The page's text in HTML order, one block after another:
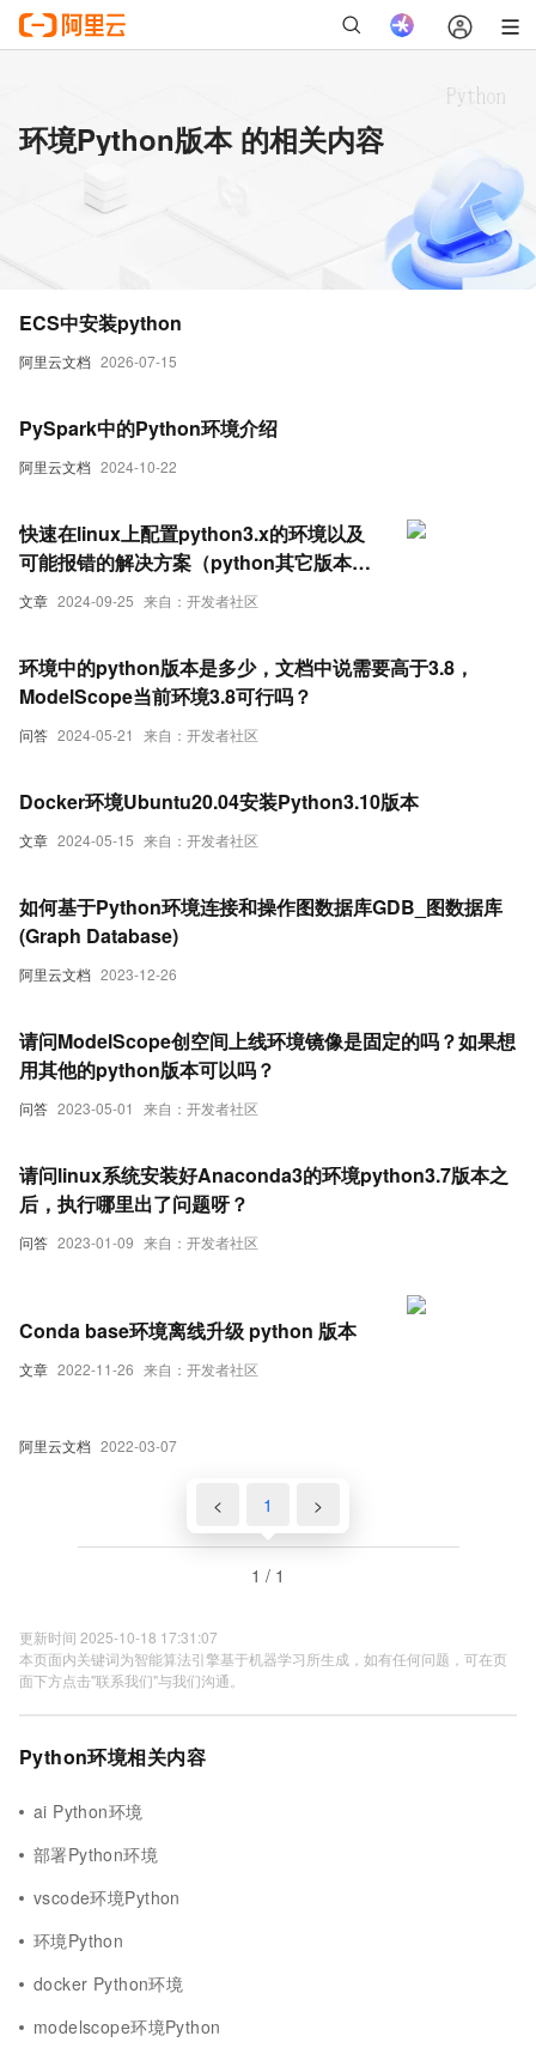
环境Python版本 的相关内容
阿里云文档 2026-07-15
ECS中安装python
阿里云文档 2024-10-22
PySpark中的Python环境介绍
文章 2024-09-25 来自：开发者社区
快速在linux上配置python3.x的环境以及
可能报错的解决方案（python其它版本可
同样方式安装）
问答 2024-05-21 来自：开发者社区
环境中的python版本是多少，文档中说需要高于3.8，
ModelScope当前环境3.8可行吗？
文章 2024-05-15 来自：开发者社区
Docker环境Ubuntu20.04安装Python3.10版本
阿里云文档 2023-12-26
如何基于Python环境连接和操作图数据库GDB_图数据库
(Graph Database)
问答 2023-05-01 来自：开发者社区
请问ModelScope创空间上线环境镜像是固定的吗？如果想
用其他的python版本可以吗？
问答 2023-01-09 来自：开发者社区
请问linux系统安装好Anaconda3的环境python3.7版本之
后，执行哪里出了问题呀？
文章 2022-11-26 来自：开发者社区
Conda base环境离线升级 python 版本
阿里云文档 2022-03-07
< 1 >
1 / 1
更新时间 2025-10-18 17:31:07
本页面内关键词为智能算法引擎基于机器学习所生成，如有任何问题，可在页
面下方点击"联系我们"与我们沟通。
Python环境相关内容
ai Python环境
部署Python环境
vscode环境Python
环境Python
docker Python环境
modelscope环境Python